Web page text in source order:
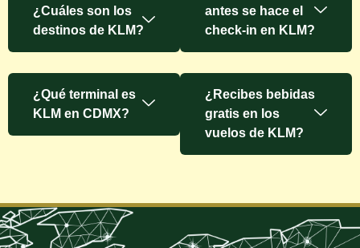
¿Cuáles son los
destinos de KLM?
¿Qué terminal es
KLM en CDMX?
antes se hace el
check-in en KLM?
¿Recibes bebidas
gratis en los
vuelos de KLM?